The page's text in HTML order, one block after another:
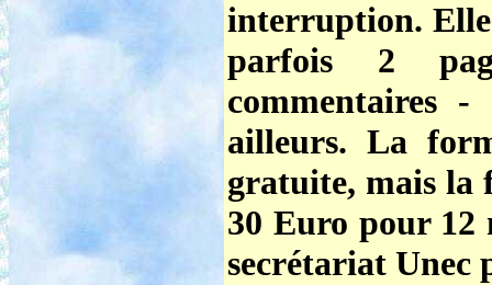
interruption. Elle
parfois 2
commentaires
ailleurs. La
gratuite, mais la
30 Euro pour 12
secrétariat Unec